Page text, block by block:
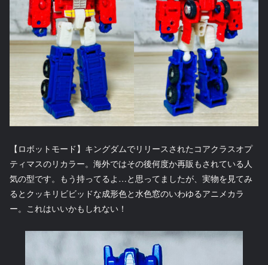
【ロボットモード】キングダムでリリースされたコアクラスオプ
ティマスのリカラー。海外ではその後何度か再販もされている人
気の型です。もう持ってるよ…と思ってましたが、実物を見てみ
るとクッキリビビッドな成形色と水色窓のいわゆるアニメカラ
ー。これはいいかもしれない！